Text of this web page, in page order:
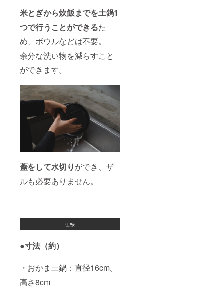
米とぎから炊飯までを土鍋1
つで行うことができるた
め、ボウルなどは不要。
余分な洗い物を減らすこと
ができます。
蓋をして水切りができ、ザ
ルも必要ありません。
●寸法（約）
・おかま土鍋：直径16cm、
高さ8cm